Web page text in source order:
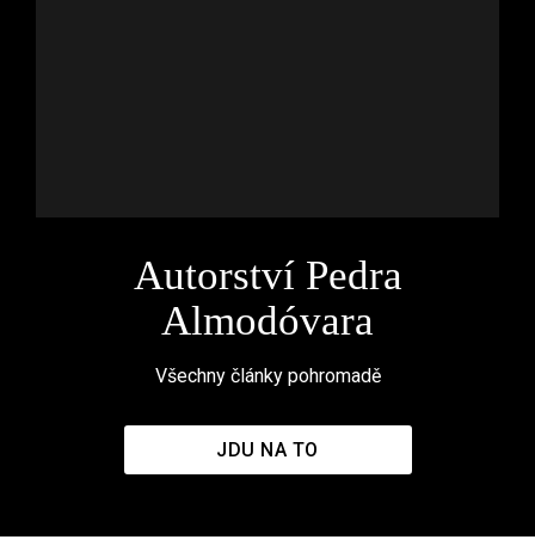
Autorství Pedra
Almodóvara
Všechny články pohromadě
JDU NA TO